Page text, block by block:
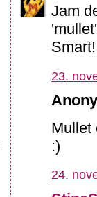
Jam
Smart!
23.
Mullet
:)
24.